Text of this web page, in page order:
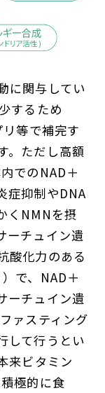
に関与してい
するため
等で補完す
。ただし高額
でのNAD＋
症抑制やDNA
くNMNを摂
ーチュイン遺
酸化力のある
で、NAD＋
ーチュイン遺
ァスティング
して行うとい
来ビタミン
極的に食